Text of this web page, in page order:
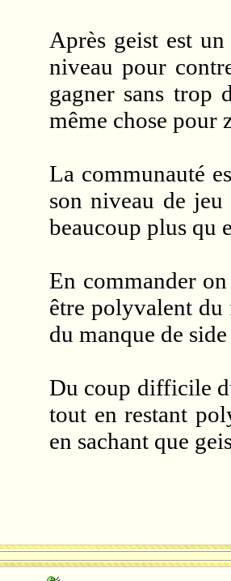
Après geist est
niveau pour
gagner sans trop
même chose pour
La communauté
son niveau de
beaucoup plus qu
En commander
être polyvalent du
du manque de side
Du coup difficile
tout en restant
en sachant que